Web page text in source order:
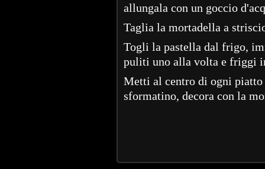
allungala con un goccio
Taglia la mortadella a
Togli la pastella dal frigo,
puliti uno alla volta e friggi
Metti al centro di ogni piatto
sformatino, decora con la